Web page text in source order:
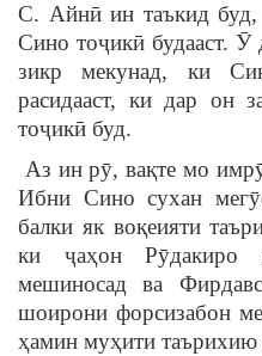
С. Айнӣ ин таъкид
Сино тоҷикӣ будааст. Ӯ
зикр мекунад, ки
расидааст, ки дар он
тоҷикӣ буд.
Аз ин рӯ, вақте мо
Ибни Сино сухан
балки як воқеияти
ки ҷаҳон Рӯдакиро
мешиносад ва
шоирони форсизабон
ҳамин муҳити таърихию